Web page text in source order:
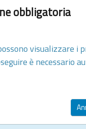
obbligatoria
visualizzare i
è necessario